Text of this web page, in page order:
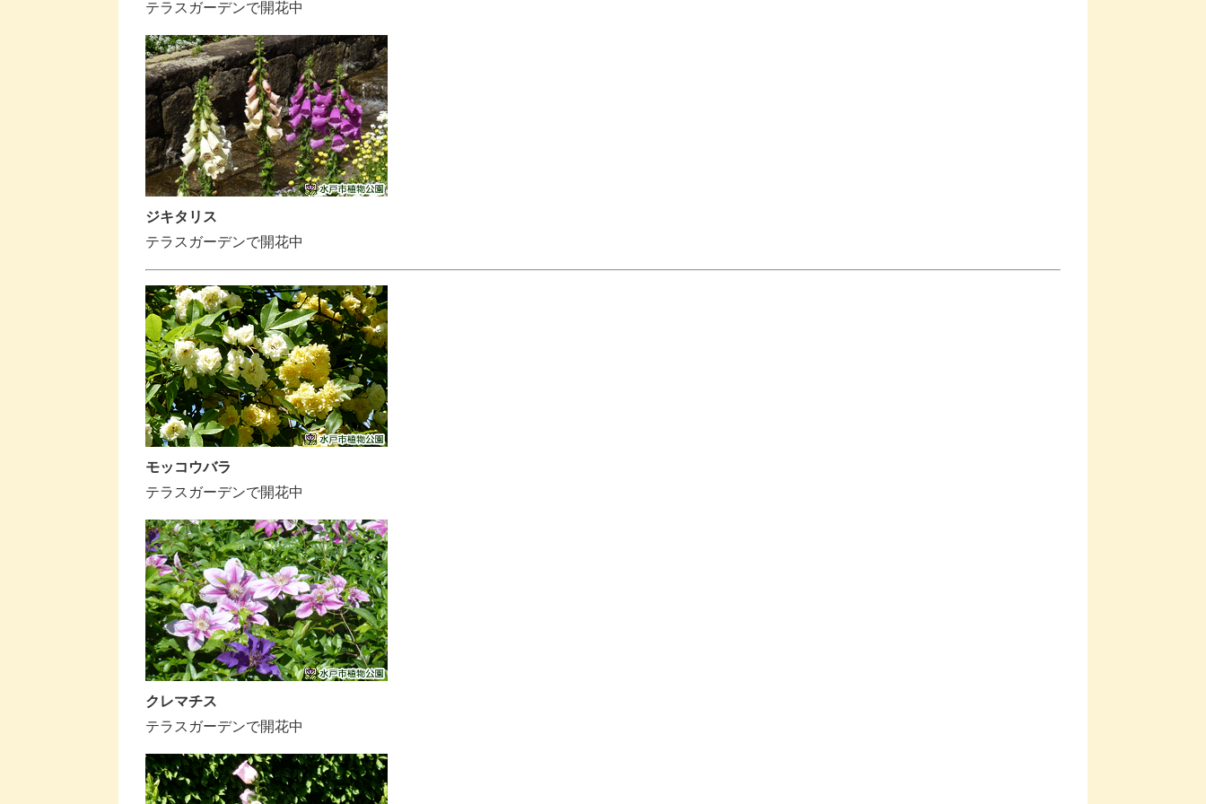
テラスガーデンで開花中
ジキタリス
テラスガーデンで開花中
モッコウバラ
テラスガーデンで開花中
クレマチス
テラスガーデンで開花中